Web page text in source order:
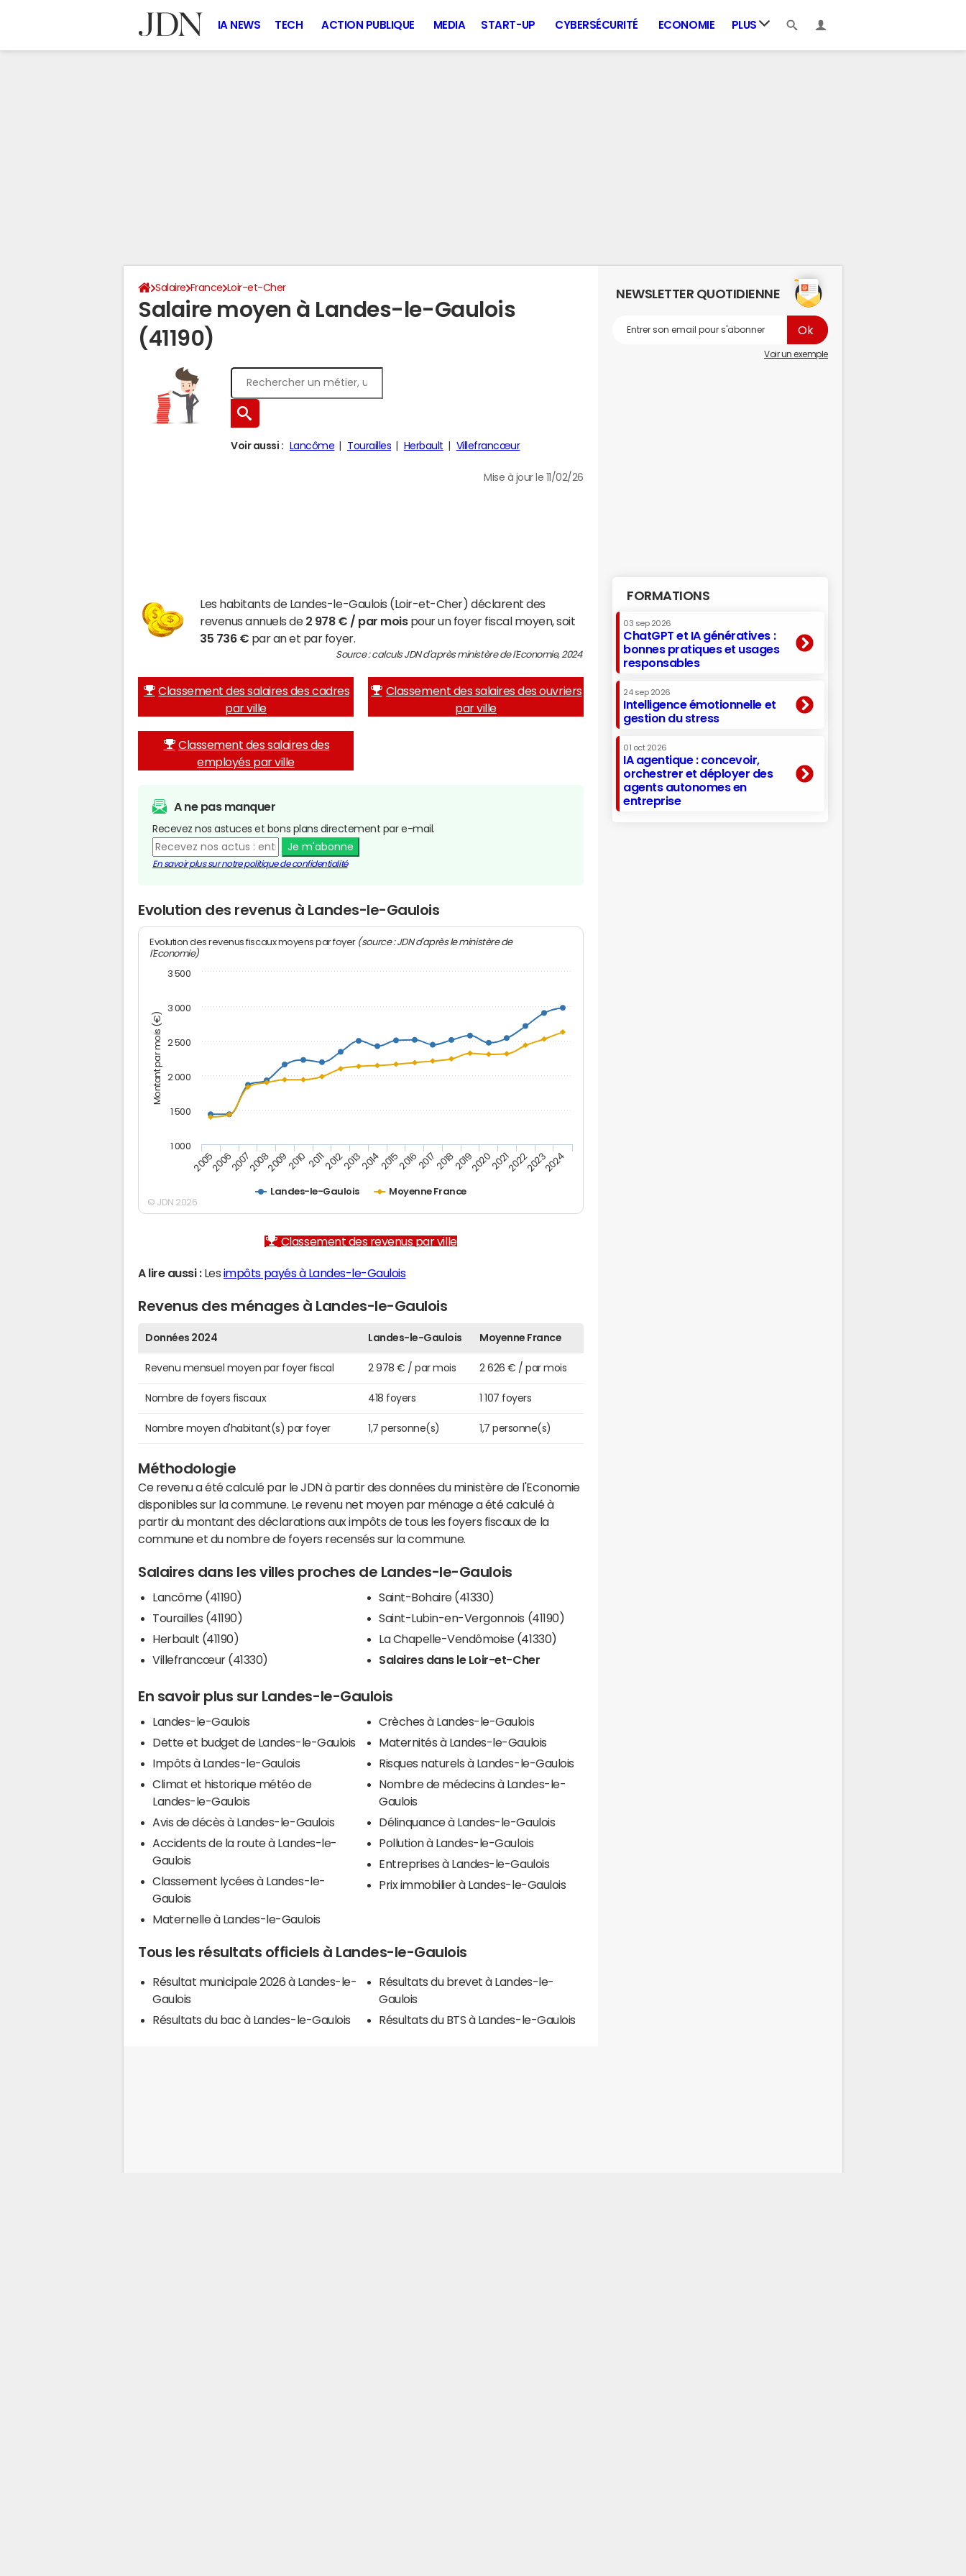
IA NEWS TECH ACTION PUBLIQUE MEDIA START-UP CYBERSÉCURITÉ ECONOMIE PLUS
Salaire France Loir-et-Cher
Salaire moyen à Landes-le-Gaulois
(41190)
Voir aussi : Lancôme Tourailles Herbault Villefrancœur
Mise à jour le 11/02/26
Les habitants de Landes-le-Gaulois (Loir-et-Cher) déclarent des
revenus annuels de 2 978 € / par moispour un foyer fiscal moyen, soit
35 736 € par an et par foyer.
Source : calculs JDN d'après ministère de l'Economie, 2024
Classement des salaires des cadres
par ville
Classement des salaires des ouvriers
par ville
Classement des salaires des
employés par ville
A ne pas manquer
Recevez nos astuces et bons plans directement par e-mail.
Je m'abonne
En savoir plus sur notre politique de confidentialité
Evolution des revenus à Landes-le-Gaulois
Montant par mois (€)
Evolution des revenus fiscaux moyens par foyer (source : JDN d'après le ministère de
l'Economie)
Landes-le-Gaulois Moyenne France
200520062007200820092010 20112012201320142015201620172018201920202021202220232024
1 000
1 500
2 000
2 500
3 000
3 500
© JDN 2026
Classement des revenus par ville
A lire aussi :Les impôts payés à Landes-le-Gaulois
Revenus des ménages à Landes-le-Gaulois
Données 2024 Landes-le-Gaulois Moyenne France
Revenu mensuel moyen par foyer fiscal 2 978 € / par mois 2 626 € / par mois
Nombre de foyers fiscaux 418 foyers 1 107 foyers
Nombre moyen d'habitant(s) par foyer 1,7 personne(s) 1,7 personne(s)
Méthodologie
Ce revenu a été calculé par le JDN à partir des données du ministère de l'Economie
disponibles sur la commune. Le revenu net moyen par ménage a été calculé à
partir du montant des déclarations aux impôts de tous les foyers fiscaux de la
commune et du nombre de foyers recensés sur la commune.
Salaires dans les villes proches de Landes-le-Gaulois
Lancôme (41190)
Tourailles (41190)
Herbault (41190)
Villefrancœur (41330)
Saint-Bohaire (41330)
Saint-Lubin-en-Vergonnois (41190)
La Chapelle-Vendômoise (41330)
Salaires dans le Loir-et-Cher
En savoir plus sur Landes-le-Gaulois
Landes-le-Gaulois
Dette et budget de Landes-le-Gaulois
Impôts à Landes-le-Gaulois
Climat et historique météo de
Landes-le-Gaulois
Avis de décès à Landes-le-Gaulois
Accidents de la route à Landes-le-
Gaulois
Classement lycées à Landes-le-
Gaulois
Maternelle à Landes-le-Gaulois
Crèches à Landes-le-Gaulois
Maternités à Landes-le-Gaulois
Risques naturels à Landes-le-Gaulois
Nombre de médecins à Landes-le-
Gaulois
Délinquance à Landes-le-Gaulois
Pollution à Landes-le-Gaulois
Entreprises à Landes-le-Gaulois
Prix immobilier à Landes-le-Gaulois
Tous les résultats officiels à Landes-le-Gaulois
Résultat municipale 2026 à Landes-le-
Gaulois
Résultats du bac à Landes-le-Gaulois
Résultats du brevet à Landes-le-
Gaulois
Résultats du BTS à Landes-le-Gaulois
NEWSLETTER QUOTIDIENNE
Voir un exemple
FORMATIONS
03 sep 2026
ChatGPT et IA génératives :
bonnes pratiques et usages
responsables
24 sep 2026
Intelligence émotionnelle et
gestion du stress
01 oct 2026
IA agentique : concevoir,
orchestrer et déployer des
agents autonomes en
entreprise